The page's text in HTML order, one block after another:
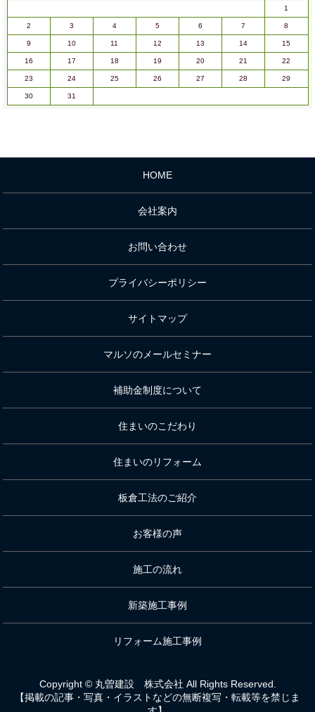
1
2 3 4 5 6 7 8
9 10 11 12 13 14 15
16 17 18 19 20 21 22
23 24 25 26 27 28 29
30 31
HOME
会社案内
お問い合わせ
プライバシーポリシー
サイトマップ
マルソのメールセミナー
補助金制度について
住まいのこだわり
住まいのリフォーム
板倉工法のご紹介
お客様の声
施工の流れ
新築施工事例
リフォーム施工事例
Copyright © 丸曽建設 株式会社 All Rights Reserved.
【掲載の記事・写真・イラストなどの無断複写・転載等を禁じま